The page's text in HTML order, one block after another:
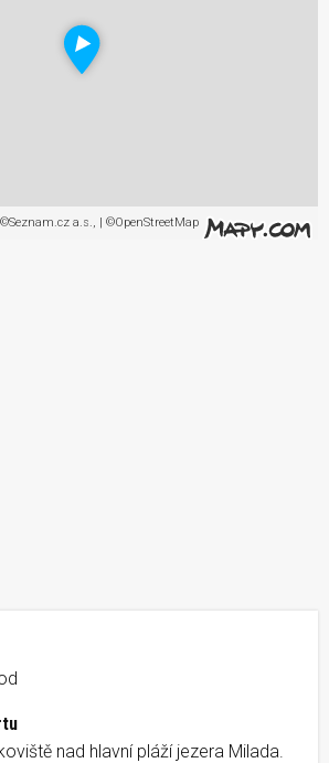
©Seznam.cz a.s., | ©OpenStreetMap
nad hlavní pláží jezera Milada.